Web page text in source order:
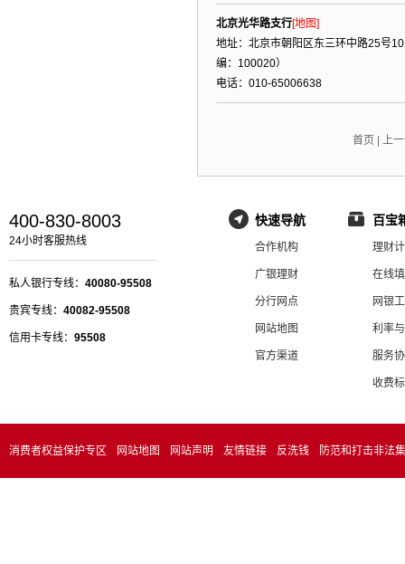
北京光华路支行[地图]
地址：北京市朝阳区东三环中路25号
编：100020）
电话：010-65006638
首页 上
400-830-8003
24小时客服热线
私人银行专线： 40080-95508
贵宾专线： 40082-95508
信用卡专线： 95508
快速导航
合作机构
广银理财
分行网点
网站地图
官方渠道
百宝
理财
在线
网银
利率
服务
收费
消费者权益保护专区 网站地图 网站声明 友情链接 反洗钱 防范和打击非法